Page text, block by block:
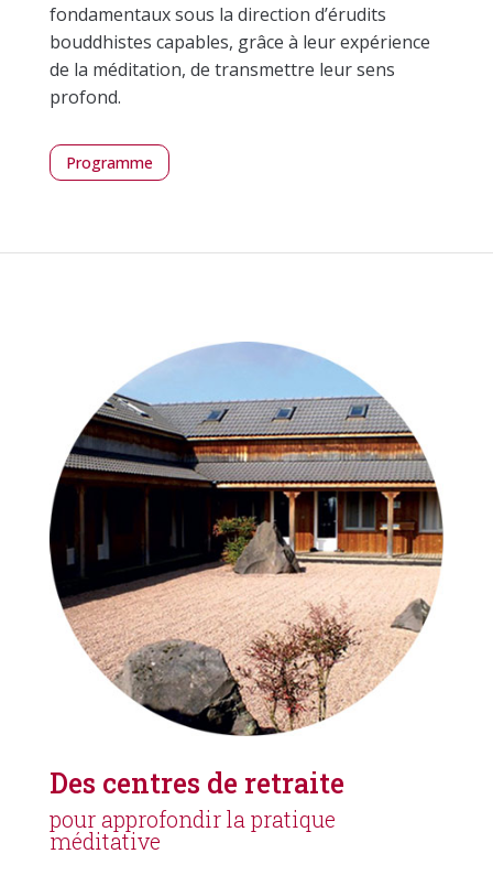
fondamentaux sous la direction d’érudits
bouddhistes capables, grâce à leur expérience
de la méditation, de transmettre leur sens
profond.
Programme
Des centres de retraite
pour approfondir la pratique
méditative